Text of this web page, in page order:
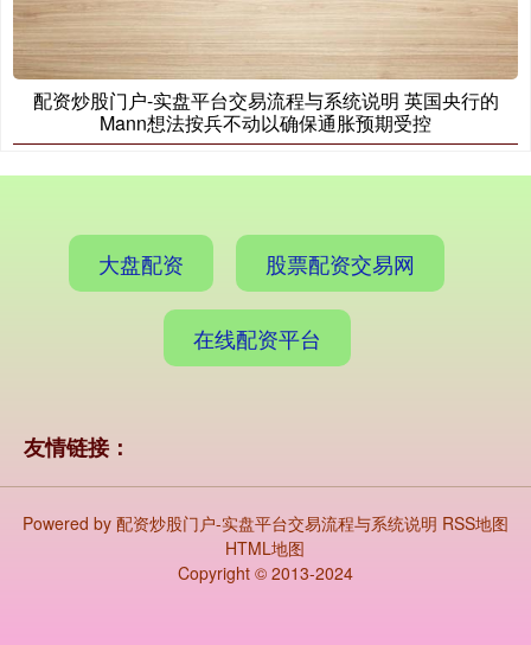
配资炒股门户-实盘平台交易流程与系统说明 英国央行的
Mann想法按兵不动以确保通胀预期受控
大盘配资 股票配资交易网
在线配资平台
友情链接：
Powered by 配资炒股门户-实盘平台交易流程与系统说明 RSS地图
HTML地图
Copyright © 2013-2024